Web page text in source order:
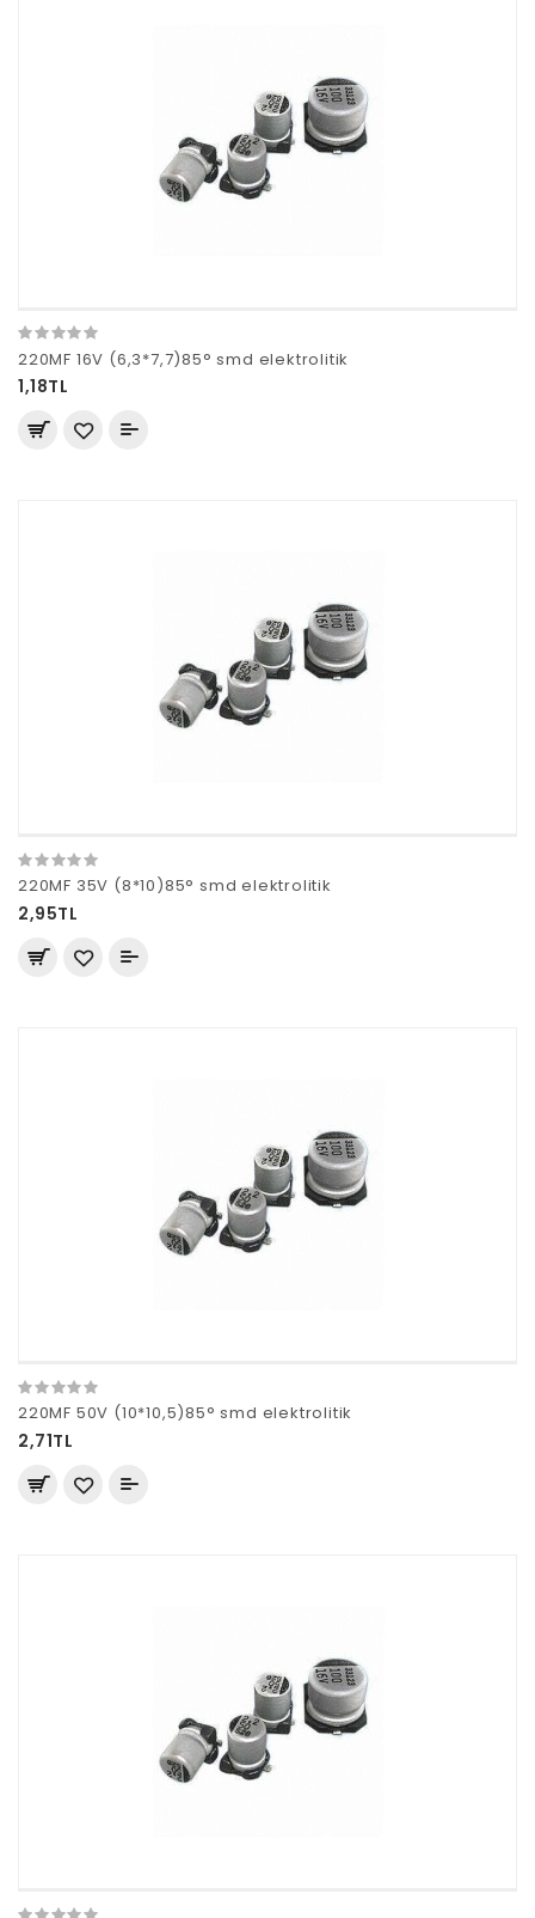
220MF 16V (6,3*7,7)85° smd elektrolitik
1,18TL
220MF 35V (8*10)85° smd elektrolitik
2,95TL
220MF 50V (10*10,5)85° smd elektrolitik
2,71TL